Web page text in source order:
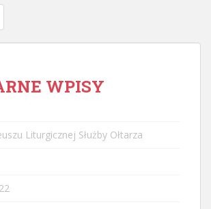
WPISY
Liturgicznej Służby Ołtarza